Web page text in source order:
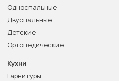
Односпальные
Двуспальные
Детские
Ортопедические
Кухни
Гарнитуры